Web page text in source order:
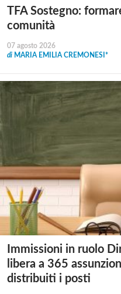
TFA Sostegno:
comunità
07 agosto 2026
di MARIA EMILIA CREMONESI*
Immissioni in ruolo
libera a 365
distribuiti i posti